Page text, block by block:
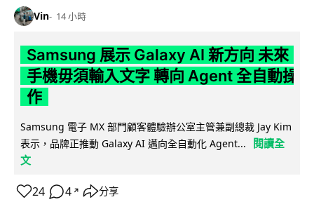
Vin 14 小時
Samsung 展示 Galaxy AI 新方向 未來
手機毋須輸入文字 轉向 Agent 全自動操
作
Samsung 電子 MX 部門顧客體驗辦公室主管兼副總裁 Jay Kim
表示，品牌正推動 Galaxy AI 邁向全自動化 Agent...
閱讀全
文
24 4 ↗ 分享